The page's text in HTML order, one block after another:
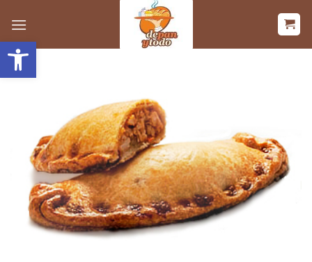
Abrir barra de herramientas
contenido